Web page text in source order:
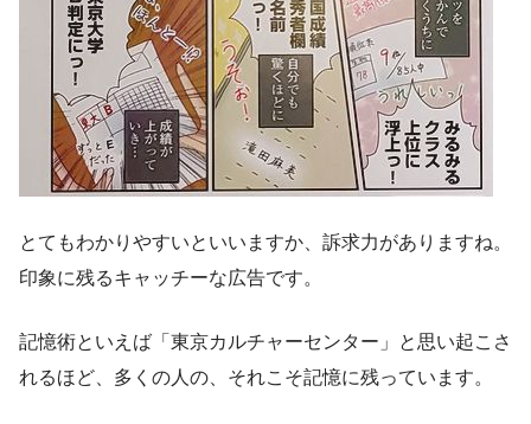
とてもわかりやすいといいますか、訴求力がありますね。
印象に残るキャッチーな広告です。
記憶術といえば「東京カルチャーセンター」と思い起こさ
れるほど、多くの人の、それこそ記憶に残っています。